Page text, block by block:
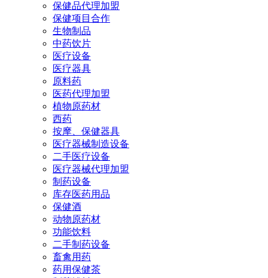
保健品代理加盟
保健项目合作
生物制品
中药饮片
医疗设备
医疗器具
原料药
医药代理加盟
植物原药材
西药
按摩、保健器具
医疗器械制造设备
二手医疗设备
医疗器械代理加盟
制药设备
库存医药用品
保健酒
动物原药材
功能饮料
二手制药设备
畜禽用药
药用保健茶